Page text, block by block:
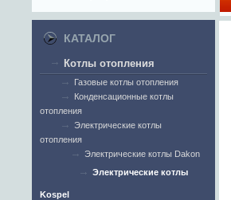
КАТАЛОГ
Котлы отопления
Газовые котлы отопления
Конденсационные котлы
отопления
Электрические котлы
отопления
Электрические котлы Dakon
Электрические котлы
Kospel